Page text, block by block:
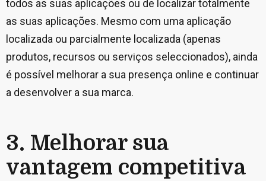
todos as suas aplicações ou de localizar totalmente
as suas aplicações. Mesmo com uma aplicação
localizada ou parcialmente localizada (apenas
produtos, recursos ou serviços seleccionados), ainda
é possível melhorar a sua presença online e continuar
a desenvolver a sua marca.
3. Melhorar sua
vantagem competitiva